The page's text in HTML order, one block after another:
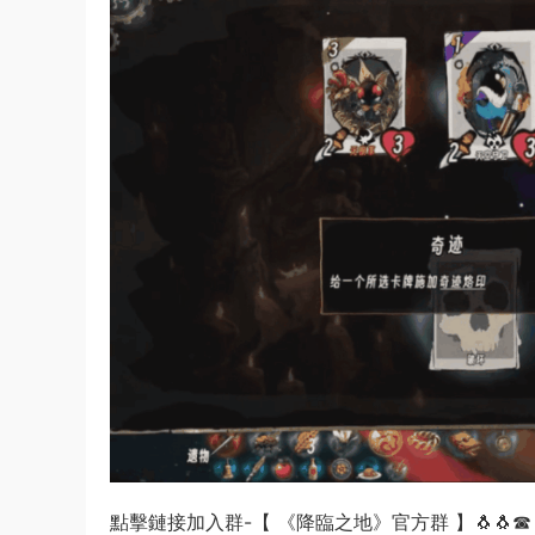
點擊鏈接加入群-【 《降臨之地》官方群 】🐧🐧☎